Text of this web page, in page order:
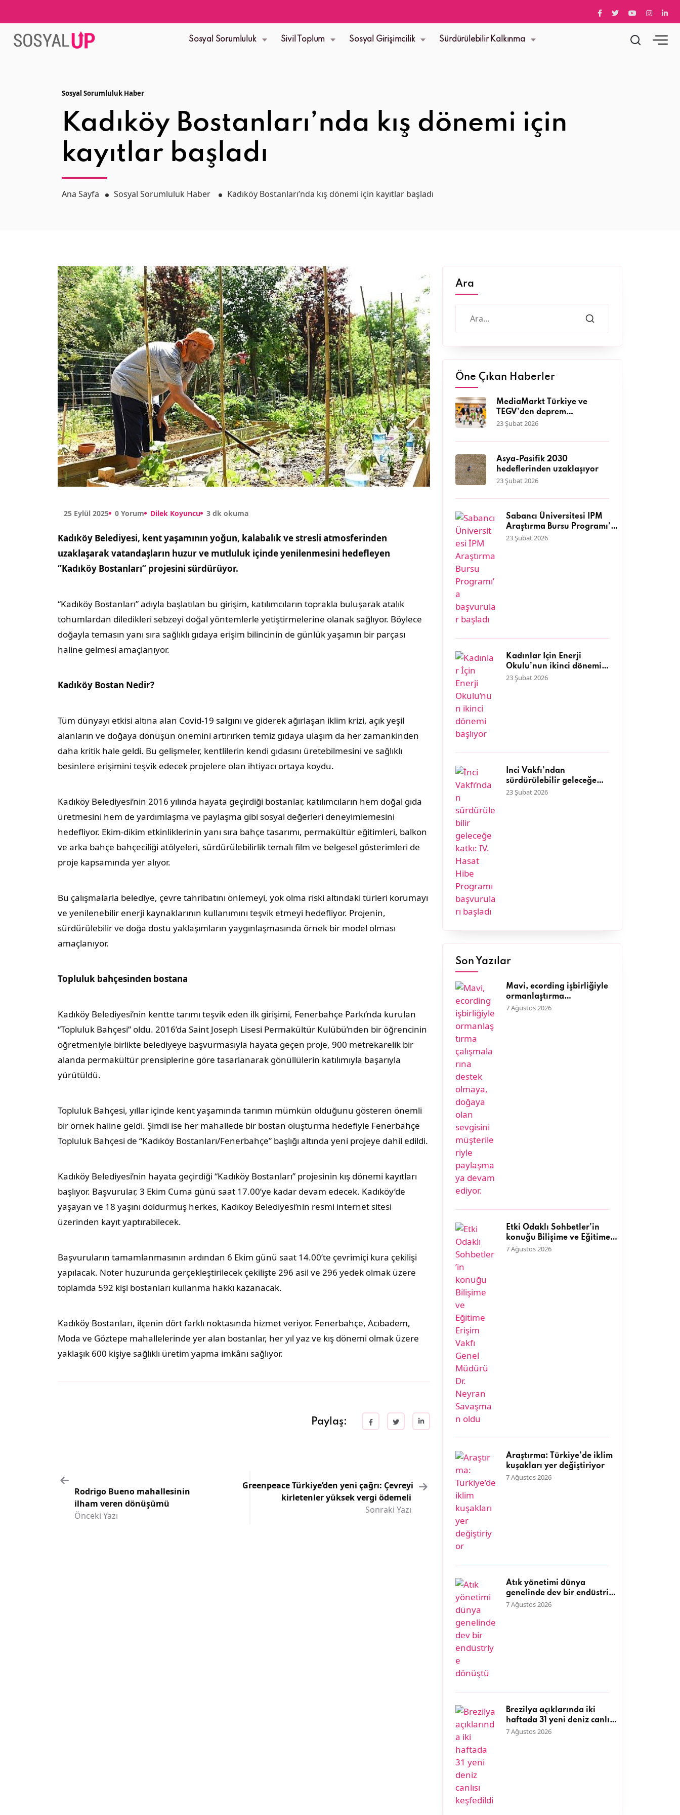
Sosyal Sorumluluk Sivil Toplum Sosyal Girişimcilik Sürdürülebilir Kalkınma
Sosyal Sorumluluk Haber
Kadıköy Bostanları’nda kış dönemi için
kayıtlar başladı
Ana Sayfa Sosyal Sorumluluk Haber Kadıköy Bostanları’nda kış dönemi için kayıtlar başladı
25 Eylül 2025 0 Yorum Dilek Koyuncu 3 dk okuma
Kadıköy Belediyesi, kent yaşamının yoğun, kalabalık ve stresli atmosferinden
uzaklaşarak vatandaşların huzur ve mutluluk içinde yenilenmesini hedefleyen
‘’Kadıköy Bostanları’’ projesini sürdürüyor.
“Kadıköy Bostanları” adıyla başlatılan bu girişim, katılımcıların toprakla buluşarak atalık
tohumlardan diledikleri sebzeyi doğal yöntemlerle yetiştirmelerine olanak sağlıyor. Böylece
doğayla temasın yanı sıra sağlıklı gıdaya erişim bilincinin de günlük yaşamın bir parçası
haline gelmesi amaçlanıyor.
Kadıköy Bostan Nedir?
Tüm dünyayı etkisi altına alan Covid-19 salgını ve giderek ağırlaşan iklim krizi, açık yeşil
alanların ve doğaya dönüşün önemini artırırken temiz gıdaya ulaşım da her zamankinden
daha kritik hale geldi. Bu gelişmeler, kentlilerin kendi gıdasını üretebilmesini ve sağlıklı
besinlere erişimini teşvik edecek projelere olan ihtiyacı ortaya koydu.
Kadıköy Belediyesi’nin 2016 yılında hayata geçirdiği bostanlar, katılımcıların hem doğal gıda
üretmesini hem de yardımlaşma ve paylaşma gibi sosyal değerleri deneyimlemesini
hedefliyor. Ekim-dikim etkinliklerinin yanı sıra bahçe tasarımı, permakültür eğitimleri, balkon
ve arka bahçe bahçeciliği atölyeleri, sürdürülebilirlik temalı film ve belgesel gösterimleri de
proje kapsamında yer alıyor.
Bu çalışmalarla belediye, çevre tahribatını önlemeyi, yok olma riski altındaki türleri korumayı
ve yenilenebilir enerji kaynaklarının kullanımını teşvik etmeyi hedefliyor. Projenin,
sürdürülebilir ve doğa dostu yaklaşımların yaygınlaşmasında örnek bir model olması
amaçlanıyor.
Topluluk bahçesinden bostana
Kadıköy Belediyesi’nin kentte tarımı teşvik eden ilk girişimi, Fenerbahçe Parkı’nda kurulan
“Topluluk Bahçesi” oldu. 2016’da Saint Joseph Lisesi Permakültür Kulübü’nden bir öğrencinin
öğretmeniyle birlikte belediyeye başvurmasıyla hayata geçen proje, 900 metrekarelik bir
alanda permakültür prensiplerine göre tasarlanarak gönüllülerin katılımıyla başarıyla
yürütüldü.
Topluluk Bahçesi, yıllar içinde kent yaşamında tarımın mümkün olduğunu gösteren önemli
bir örnek haline geldi. Şimdi ise her mahallede bir bostan oluşturma hedefiyle Fenerbahçe
Topluluk Bahçesi de “Kadıköy Bostanları/Fenerbahçe” başlığı altında yeni projeye dahil edildi.
Kadıköy Belediyesi’nin hayata geçirdiği “Kadıköy Bostanları” projesinin kış dönemi kayıtları
başlıyor. Başvurular, 3 Ekim Cuma günü saat 17.00’ye kadar devam edecek. Kadıköy’de
yaşayan ve 18 yaşını doldurmuş herkes, Kadıköy Belediyesi’nin resmi internet sitesi
üzerinden kayıt yaptırabilecek.
Başvuruların tamamlanmasının ardından 6 Ekim günü saat 14.00’te çevrimiçi kura çekilişi
yapılacak. Noter huzurunda gerçekleştirilecek çekilişte 296 asil ve 296 yedek olmak üzere
toplamda 592 kişi bostanları kullanma hakkı kazanacak.
Kadıköy Bostanları, ilçenin dört farklı noktasında hizmet veriyor. Fenerbahçe, Acıbadem,
Moda ve Göztepe mahallelerinde yer alan bostanlar, her yıl yaz ve kış dönemi olmak üzere
yaklaşık 600 kişiye sağlıklı üretim yapma imkânı sağlıyor.
Paylaş:
Rodrigo Bueno mahallesinin
ilham veren dönüşümü
Önceki Yazı
Greenpeace Türkiye’den yeni çağrı: Çevreyi
kirletenler yüksek vergi ödemeli
Sonraki Yazı
Ara
Öne Çıkan Haberler
MediaMarkt Türkiye ve
TEGV’den deprem
bölgesinde 11 bini aşkın
desteği
23 Şubat 2026
Asya-Pasifik 2030
hedeflerinden uzaklaşıyor
23 Şubat 2026
Sabancı Üniversitesi İPM
Araştırma Bursu Programı’a
başvurular başladı
23 Şubat 2026
Kadınlar İçin Enerji
Okulu’nun ikinci dönemi
başlıyor
23 Şubat 2026
İnci Vakfı’ndan
sürdürülebilir geleceğe
katkı: IV. Hasat Hibe
23 Şubat 2026
Son Yazılar
Mavi, ecording işbirliğiyle
ormanlaştırma
çalışmalarına destek
7 Ağustos 2026
Etki Odaklı Sohbetler’in
konuğu Bilişime ve Eğitime
Erişim Vakfı Genel Müdürü
7 Ağustos 2026
Araştırma: Türkiye’de iklim
kuşakları yer değiştiriyor
7 Ağustos 2026
Atık yönetimi dünya
genelinde dev bir endüstriye
dönüştü
7 Ağustos 2026
Brezilya açıklarında iki
haftada 31 yeni deniz canlısı
keşfedildi
7 Ağustos 2026